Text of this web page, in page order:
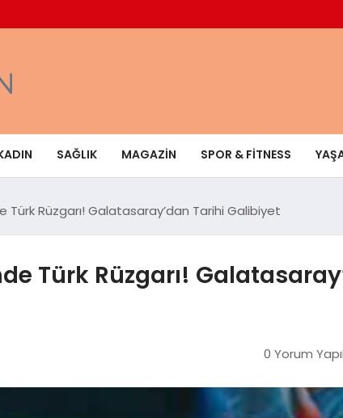
SAĞLIK MAGAZIN SPOR & FITNESS
Türk Rüzgarı! Galatasaray’dan Tarihi Galibiyet
Türk Rüzgarı!
0 Yorum